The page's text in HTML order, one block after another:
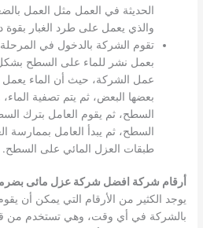
الحديثة في العمل مثل العمل
والذي يعمل على طرد الغبار بقوة
تقوم الشركة بالدخول في المرحلة
بعمل نشر للماء على السطح
عمل الشركة، حيث أن الماء يعمل
بعضها البعض، ثم يتم تصفية
السطح، ثم يقوم العامل بترك
السطح، ثم يبدأ العامل بممارسة
طبقات العزل المائي على السطح.
أرقام شركة افضل شركة عزل مائى
يوجد الكثير من الأرقام التي يمكن أن
بالشركة في أي وقت، وهي تستخدم